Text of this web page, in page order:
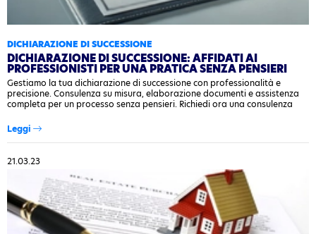
DICHIARAZIONE DI SUCCESSIONE
DICHIARAZIONE DI SUCCESSIONE: AFFIDATI AI
PROFESSIONISTI PER UNA PRATICA SENZA PENSIERI
Gestiamo la tua dichiarazione di successione con professionalità e
precisione. Consulenza su misura, elaborazione documenti e assistenza
completa per un processo senza pensieri. Richiedi ora una consulenza
Leggi
21.03.23